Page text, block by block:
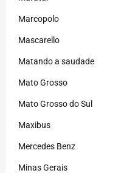
Marcopolo
Mascarello
Matando a saudade
Mato Grosso
Mato Grosso do Sul
Maxibus
Mercedes Benz
Minas Gerais